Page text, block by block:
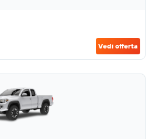
Vedi offerta